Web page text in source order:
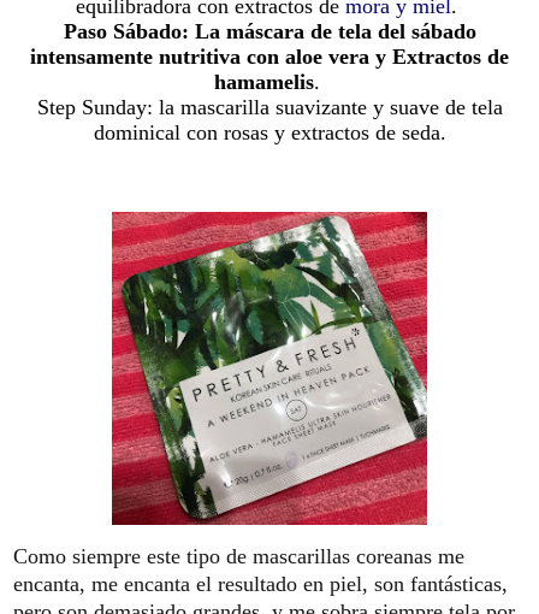
equilibradora con extractos de mora y miel.
Paso Sábado: La máscara de tela del sábado
intensamente nutritiva con aloe vera y Extractos de
hamamelis.
Step Sunday: la mascarilla suavizante y suave de tela
dominical con rosas y extractos de seda.
Como siempre este tipo de mascarillas coreanas me
encanta, me encanta el resultado en piel, son fantásticas,